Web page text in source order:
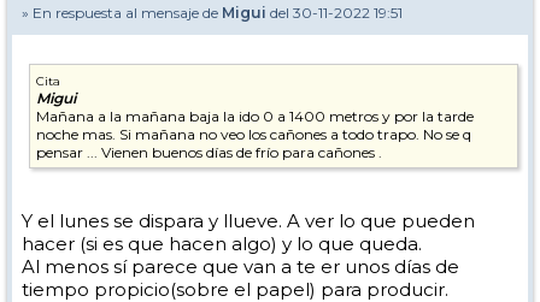
» En respuesta al mensaje de Migui del 30-11-2022 19:51
Cita
Migui
Mañana a la mañana baja la ido 0 a 1400 metros y por la tarde
noche mas. Si mañana no veo los cañones a todo trapo. No se q
pensar ... Vienen buenos días de frío para cañones .
Y el lunes se dispara y llueve. A ver lo que pueden
hacer (si es que hacen algo) y lo que queda.
Al menos sí parece que van a te er unos días de
tiempo propicio(sobre el papel) para producir.